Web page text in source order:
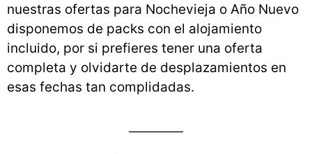
nuestras ofertas para Nochevieja o Año Nuevo
disponemos de packs con el alojamiento
incluido, por si prefieres tener una oferta
completa y olvidarte de desplazamientos en
esas fechas tan complidadas.